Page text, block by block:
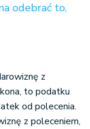
odebrać to,
z
to podatku
od polecenia.
z poleceniem,